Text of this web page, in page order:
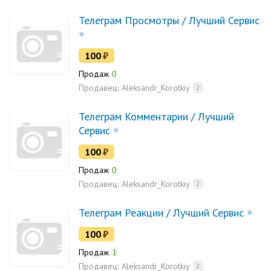
Телеграм Просмотры / Лучший Сервис
100₽
Продаж 0
Продавец: Aleksandr_Korotkiy 2
Телеграм Комментарии / Лучший
Сервис
100₽
Продаж 0
Продавец: Aleksandr_Korotkiy 2
Телеграм Реакции / Лучший Сервис
100₽
Продаж 1
Продавец: Aleksandr_Korotkiy 2